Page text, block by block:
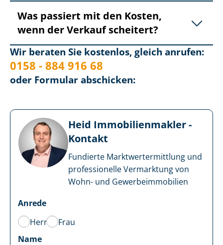
Was passiert mit den Kosten,
wenn der Verkauf scheitert?
Wir beraten Sie kostenlos, gleich anrufen:
0158 - 884 916 68
oder Formular abschicken:
Heid Im­mo­bi­li­en­mak­ler -
Kontakt
Fundierte Markt­wert­ermitt­lung und
professionelle Vermarktung von
Wohn- und Ge­wer­be­im­mo­bi­li­en
Anrede
Herr
Frau
Name